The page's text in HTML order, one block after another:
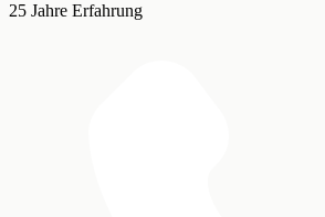
25 Jahre Erfahrung